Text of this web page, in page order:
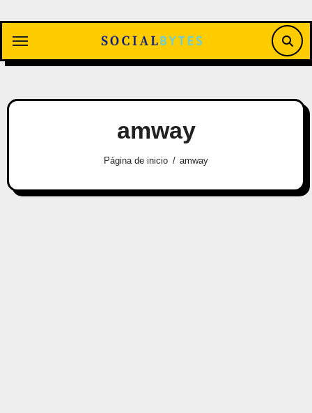
contenido
amway
Página de inicio amway